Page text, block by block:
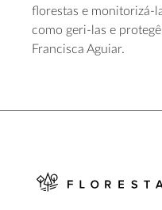
florestas e monitorizá-
como geri-las e
Francisca Aguiar.